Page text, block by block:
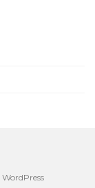
WordPress